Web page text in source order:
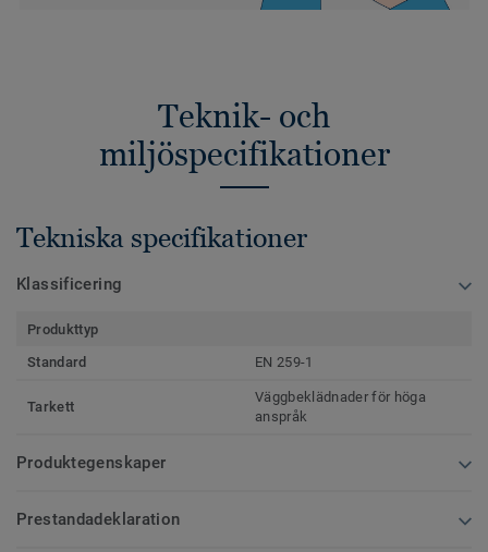
Teknik- och
miljöspecifikationer
Tekniska specifikationer
Klassificering
Produkttyp
Standard
EN 259-1
Tarkett
Väggbeklädnader för höga
anspråk
Produktegenskaper
Prestandadeklaration